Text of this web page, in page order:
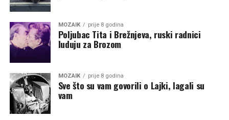
MOZAIK prije 8 godina
Poljubac Tita i Brežnjeva, ruski radnici
luduju za Brozom
MOZAIK prije 8 godina
Sve što su vam govorili o Lajki, lagali su
vam